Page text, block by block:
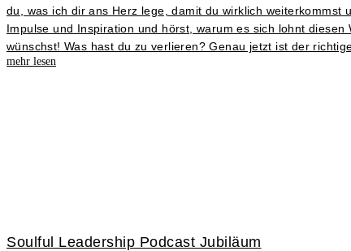
du, was ich dir ans Herz lege, damit du wirklich weiterkommst
Impulse und Inspiration und hörst, warum es sich lohnt
wünschst! Was hast du zu verlieren? Genau jetzt ist der
mehr lesen
Soulful Leadership Podcast Jubiläum